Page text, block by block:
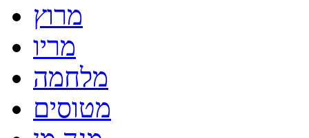
מרוץ
מריו
מלחמה
מטוסים